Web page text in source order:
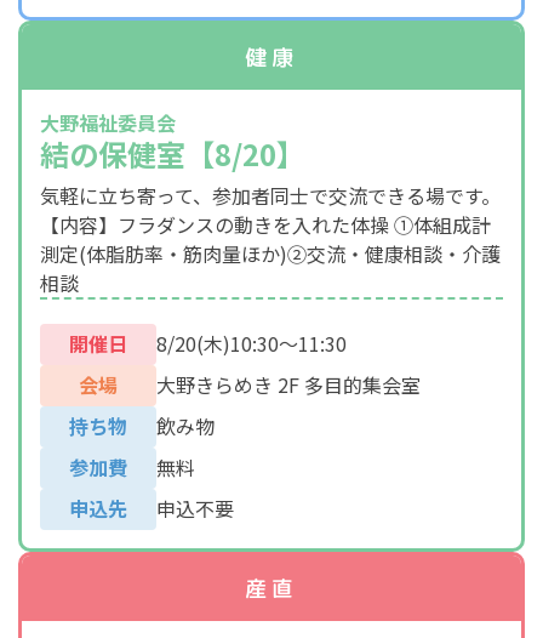
健康
大野福祉委員会
結の保健室【8/20】
気軽に立ち寄って、参加者同士で交流できる場です。
【内容】フラダンスの動きを入れた体操 ①体組成計
測定(体脂肪率・筋肉量ほか)②交流・健康相談・介護
相談
開催日
8/20(木)10:30～11:30
会場
大野きらめき 2F 多目的集会室
持ち物
飲み物
参加費
無料
申込先
申込不要
産直